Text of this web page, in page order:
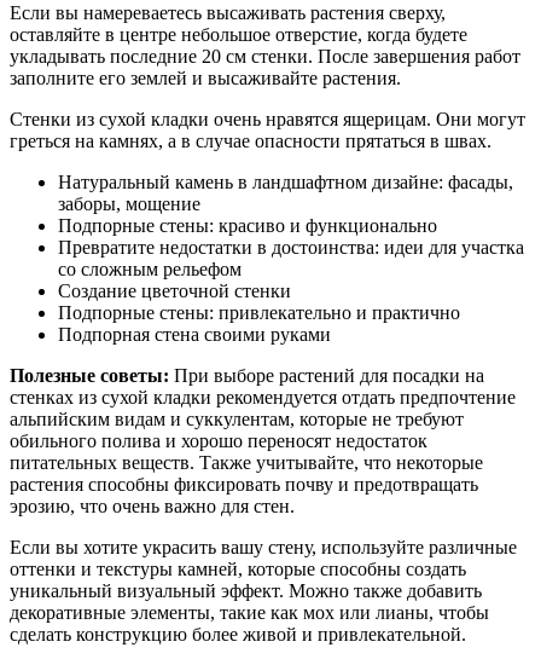
Если вы намереваетесь высаживать растения сверху,
оставляйте в центре небольшое отверстие, когда будете
укладывать последние 20 см стенки. После завершения работ
заполните его землей и высаживайте растения.
Стенки из сухой кладки очень нравятся ящерицам. Они могут
греться на камнях, а в случае опасности прятаться в швах.
Натуральный камень в ландшафтном дизайне: фасады,
заборы, мощение
Подпорные стены: красиво и функционально
Превратите недостатки в достоинства: идеи для участка
со сложным рельефом
Создание цветочной стенки
Подпорные стены: привлекательно и практично
Подпорная стена своими руками
Полезные советы: При выборе растений для посадки на
стенках из сухой кладки рекомендуется отдать предпочтение
альпийским видам и суккулентам, которые не требуют
обильного полива и хорошо переносят недостаток
питательных веществ. Также учитывайте, что некоторые
растения способны фиксировать почву и предотвращать
эрозию, что очень важно для стен.
Если вы хотите украсить вашу стену, используйте различные
оттенки и текстуры камней, которые способны создать
уникальный визуальный эффект. Можно также добавить
декоративные элементы, такие как мох или лианы, чтобы
сделать конструкцию более живой и привлекательной.